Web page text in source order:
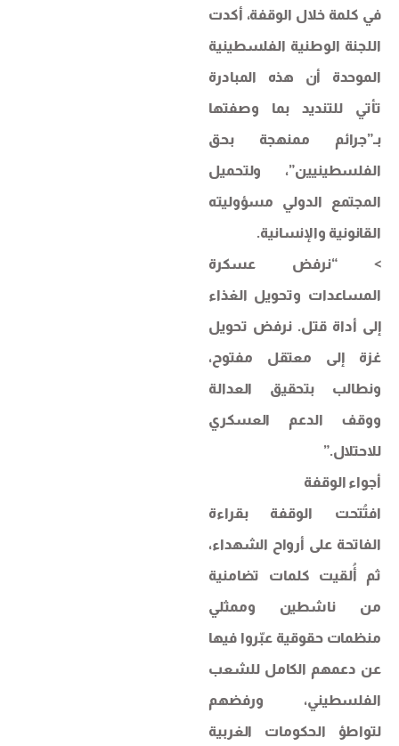
في كلمة خلال الوقفة، أكدت
اللجنة الوطنية الفلسطينية
الموحدة أن هذه المبادرة
تأتي للتنديد بما وصفتها
بـ”جرائم ممنهجة بحق
الفلسطينيين”، ولتحميل
المجتمع الدولي مسؤوليته
القانونية والإنسانية.
> “نرفض عسكرة
المساعدات وتحويل الغذاء
إلى أداة قتل. نرفض تحويل
غزة إلى معتقل مفتوح،
ونطالب بتحقيق العدالة
ووقف الدعم العسكري
للاحتلال.”
أجواء الوقفة
افتُتحت الوقفة بقراءة
الفاتحة على أرواح الشهداء،
ثم أُلقيت كلمات تضامنية
من ناشطين وممثلي
منظمات حقوقية عبّروا فيها
عن دعمهم الكامل للشعب
الفلسطيني، ورفضهم
لتواطؤ الحكومات الغربية